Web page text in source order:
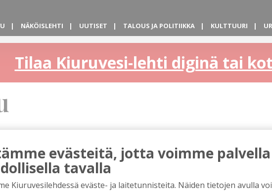
NÄKÖISLEHTI UUTISET TALOUS JA POLITIIKKA KULTTUURI
Tilaa Kiuruvesi-lehti diginä tai
evästeitä, jotta voimme
tavalla
Kiuruvesilehdessä eväste- ja laitetunnisteita. Näiden tietojen avulla